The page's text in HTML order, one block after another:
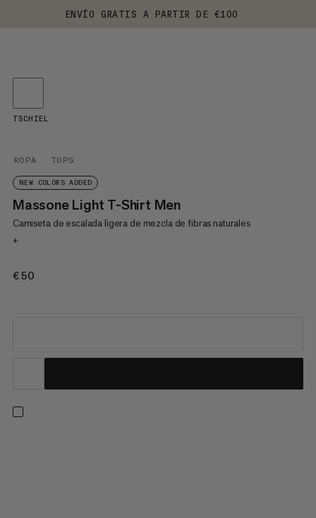
ENVÍO GRATIS A PARTIR DE €100
ROPA TOPS
NEW COLORS ADDED
Massone Light T-Shirt Men
Camiseta de escalada ligera de mezcla de fibras naturales
+
€50
TSCHIEL